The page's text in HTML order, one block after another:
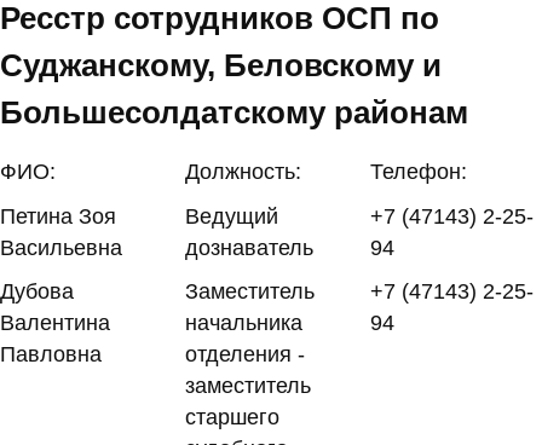
Ресстр сотрудников ОСП по
Суджанскому, Беловскому и
Большесолдатскому районам
ФИО: Должность:
Телефон:
Петина Зоя
Васильевна
Ведущий
дознаватель
+7 (47143) 2-25-
94
Дубова
Валентина
Павловна
Заместитель
начальника
отделения -
заместитель
старшего
+7 (47143) 2-25-
94